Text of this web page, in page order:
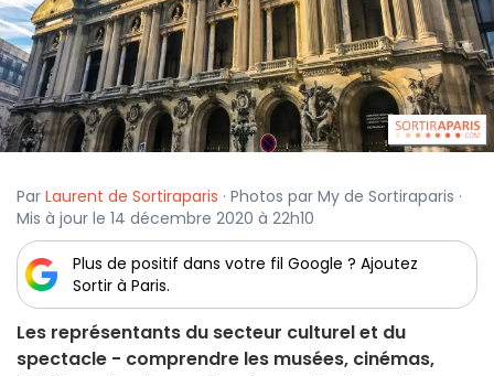
Par Laurent de Sortiraparis · Photos par My de Sortiraparis ·
Mis à jour le 14 décembre 2020 à 22h10
Plus de positif dans votre fil Google ? Ajoutez
Sortir à Paris.
Les représentants du secteur culturel et du
spectacle - comprendre les musées, cinémas,